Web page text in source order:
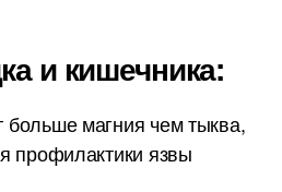
и кишечника:
магния чем тыква,
профилактики язвы